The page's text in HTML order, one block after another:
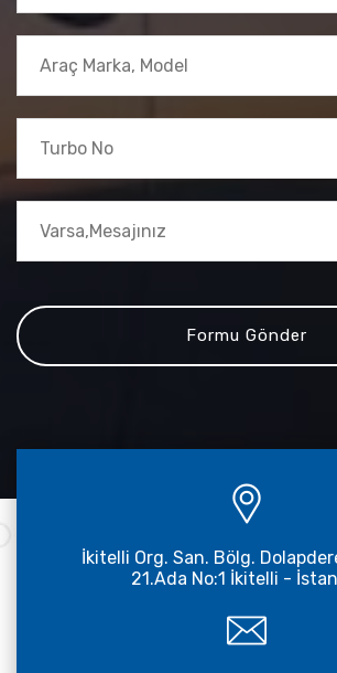
İkitelli Org. San. Bölg.
21.Ada No:1 İkitelli -